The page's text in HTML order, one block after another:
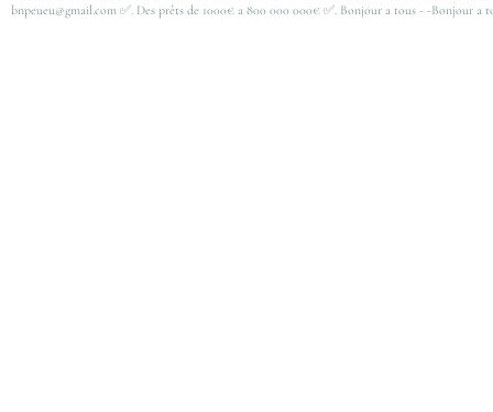
bnpeueu@gmail.com ✅. Des prêts de 1000€ a 800 000 000€ ✅. Bonjour a tous - -Bonjour a